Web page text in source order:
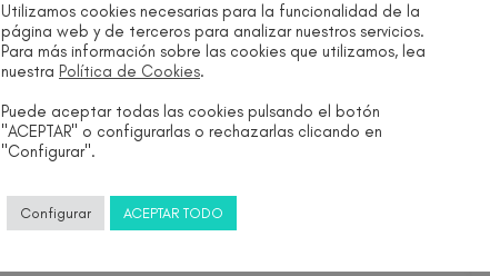
Utilizamos cookies necesarias para la funcionalidad de la
página web y de terceros para analizar nuestros servicios.
Para más información sobre las cookies que utilizamos, lea
nuestra Política de Cookies.
Puede aceptar todas las cookies pulsando el botón
"ACEPTAR" o configurarlas o rechazarlas clicando en
"Configurar".
Configurar ACEPTAR TODO